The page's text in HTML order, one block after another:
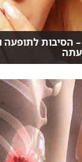
– הסיבות לתופעה
מאיתנו, נשים
בממוצע כלי...